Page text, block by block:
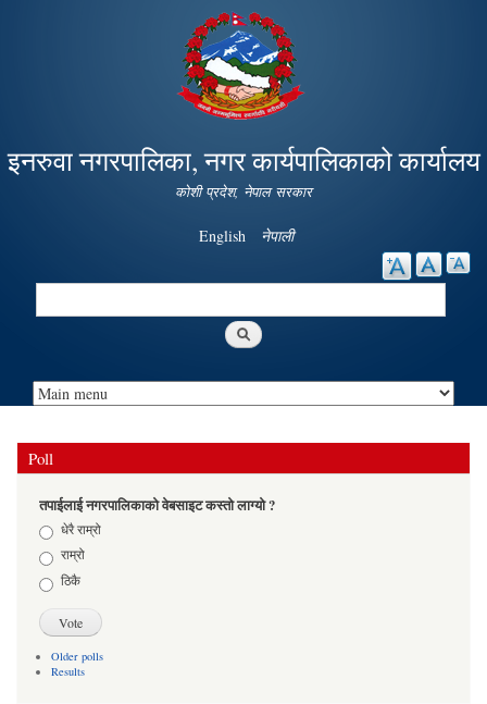
Skip to
main
content
इनरुवा नगरपालिका, नगर कार्यपालिकाको कार्यालय
कोशी प्रदेश, नेपाल सरकार
English नेपाली
Search
Poll
तपाईलाई नगरपालिकाको वेबसाइट कस्तो लाग्यो ?
Choicesधेरै राम्रो
राम्रो
ठिकै
Older polls
Results